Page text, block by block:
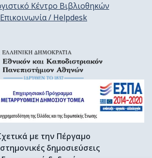
Κέντρο Βιβλιοθηκών
Επικοινωνία / Helpdesk
με την Πέργαμο
δημοσιεύσεις